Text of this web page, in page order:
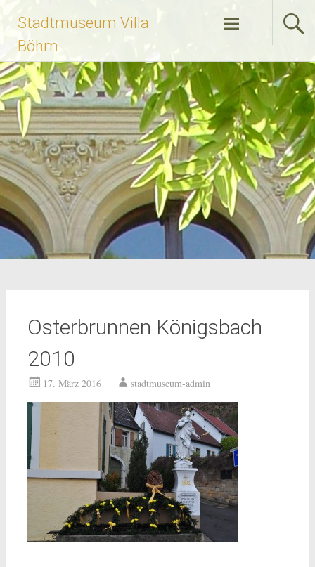
Inhalt
springen
Stadtmuseum Villa
Böhm
Osterbrunnen Königsbach
2010
17. März 2016 stadtmuseum-admin